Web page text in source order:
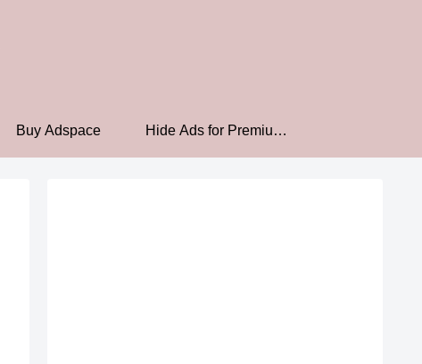
Buy Adspace Hide Ads for Premium